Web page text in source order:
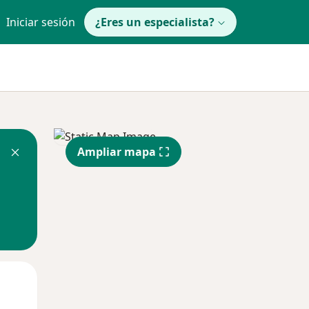
Iniciar sesión ¿Eres un especialista?
Ampliar mapa